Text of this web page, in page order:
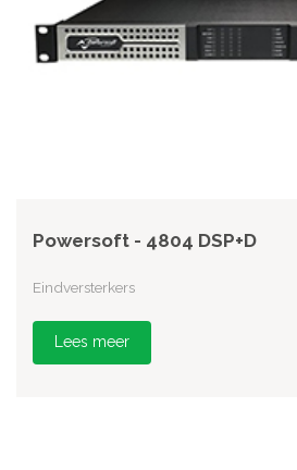
Powersoft - 4804 DSP+D
Eindversterkers
Lees meer